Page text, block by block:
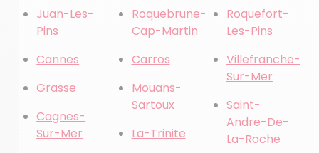
Juan-Les-
Pins
Cannes
Grasse
Cagnes-
Sur-Mer
Roquebrune-
Cap-Martin
Carros
Mouans-
Sartoux
La-Trinite
Roquefort-
Les-Pins
Villefranche-
Sur-Mer
Saint-
Andre-De-
La-Roche